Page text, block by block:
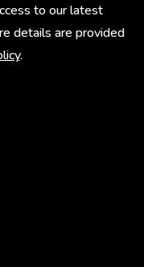
to our latest
details are provided
.